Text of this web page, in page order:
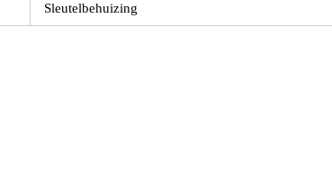
Sleutelbehuizing